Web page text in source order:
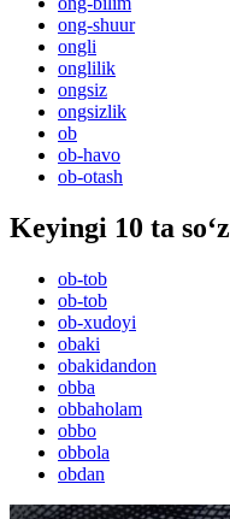
ong-shuur
ongli
onglilik
ongsiz
ongsizlik
ob
ob-havo
ob-otash
Keyingi 10 ta so‘z
ob-tob
ob-tob
ob-xudoyi
obaki
obakidandon
obba
obbaholam
obbo
obbola
obdan